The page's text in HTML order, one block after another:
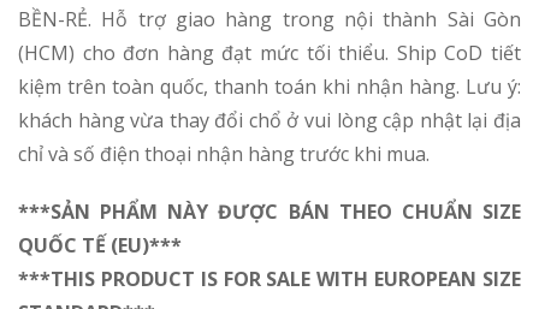
BỀN-RẺ. Hỗ trợ giao hàng trong nội thành Sài Gòn
(HCM) cho đơn hàng đạt mức tối thiểu. Ship CoD tiết
kiệm trên toàn quốc, thanh toán khi nhận hàng. Lưu ý:
khách hàng vừa thay đổi chổ ở vui lòng cập nhật lại địa
chỉ và số điện thoại nhận hàng trước khi mua.
***SẢN PHẨM NÀY ĐƯỢC BÁN THEO CHUẨN SIZE
QUỐC TẾ (EU)***
***THIS PRODUCT IS FOR SALE WITH EUROPEAN SIZE